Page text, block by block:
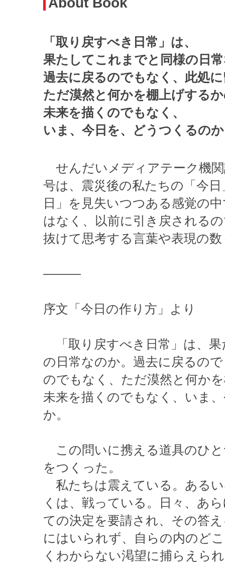
「取り戻すべき日常」は、
果たしてこれまでと同様の日
過去に戻るのでもなく、此処
ただ漠然と何かを棚上げする
未来を描くのでもなく、
いま、今日を、どうつくるの
せんだいメディアテーク機
号は、震災後の私たちの「今
日」を見失いつつある感覚の
はなく、以前に引き戻される
抜けて思考する言葉や表現の数
———
序文「今日の作り方」より
「取り戻すべき日常」は、
の日常なのか。過去に戻るの
のでもなく、ただ漠然と何か
未来を描くのでもなく、いま
か。
この問いに携える道具のひ
をつくった。
私たちは震えている。ある
くは、戦っている。日々、あ
ての決定を要請され、その答
にはいられず、自らの内のど
くわからない渇望に捕らえら